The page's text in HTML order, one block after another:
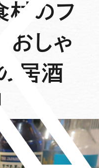
材のフ
おしゃ
居酒